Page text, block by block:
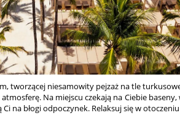
tworzącej niesamowity pejzaż na tle
Na miejscu czekają na Ciebie
na błogi odpoczynek. Relaksuj się w